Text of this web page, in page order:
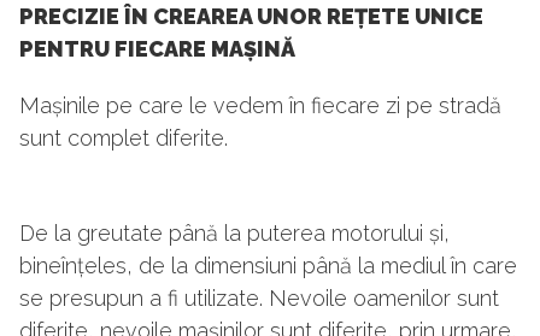
PRECIZIE ÎN CREAREA UNOR REȚETE UNICE
PENTRU FIECARE MAȘINĂ
Mașinile pe care le vedem în fiecare zi pe stradă
sunt complet diferite.
De la greutate până la puterea motorului și,
bineînțeles, de la dimensiuni până la mediul în care
se presupun a fi utilizate. Nevoile oamenilor sunt
diferite, nevoile mașinilor sunt diferite, prin urmare,